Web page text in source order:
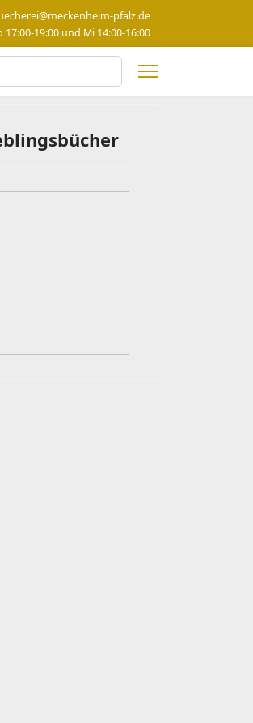
pfalz.de
17:00-19:00 und Mi 14:00-16:00